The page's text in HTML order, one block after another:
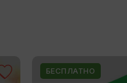
БЕСПЛАТНО